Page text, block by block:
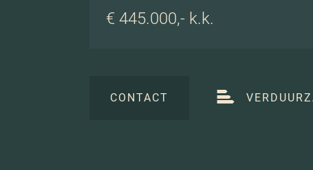
€ 445.000,- k.k.
CONTACT